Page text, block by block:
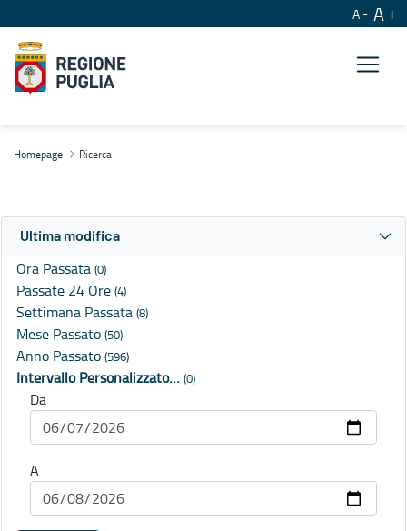
A A
Homepage Ricerca
Ultima modifica
Ora Passata (0)
Passate 24 Ore (4)
Settimana Passata (8)
Mese Passato (50)
Anno Passato (596)
Intervallo Personalizzato… (0)
Da
A